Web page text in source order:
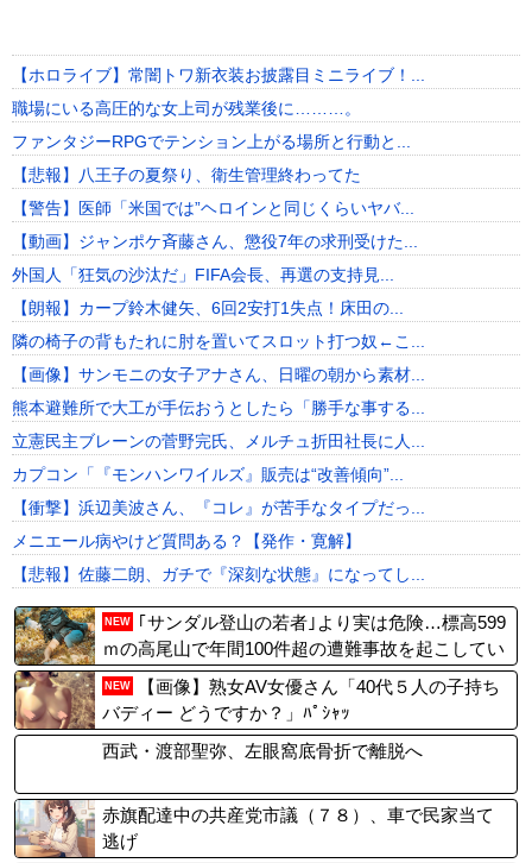
【ホロライブ】常闇トワ新衣装お披露目ミニライブ！...
職場にいる高圧的な女上司が残業後に………。
ファンタジーRPGでテンション上がる場所と行動と...
【悲報】八王子の夏祭り、衛生管理終わってた
【警告】医師「米国では”ヘロインと同じくらいヤバ...
【動画】ジャンポケ斉藤さん、懲役7年の求刑受けた...
外国人「狂気の沙汰だ」FIFA会長、再選の支持見...
【朗報】カープ鈴木健矢、6回2安打1失点！床田の...
隣の椅子の背もたれに肘を置いてスロット打つ奴←こ...
【画像】サンモニの女子アナさん、日曜の朝から素材...
熊本避難所で大工が手伝おうとしたら「勝手な事する...
立憲民主ブレーンの菅野完氏、メルチュ折田社長に人...
カプコン「『モンハンワイルズ』販売は“改善傾向”...
【衝撃】浜辺美波さん、『コレ』が苦手なタイプだっ...
メニエール病やけど質問ある？【発作・寛解】
【悲報】佐藤二朗、ガチで『深刻な状態』になってし...
NEW
｢サンダル登山の若者｣より実は危険…標高599
ｍの高尾山で年間100件超の遭難事故を起こしてい
る張本人「中高年の転倒事故」
NEW
【画像】熟女AV女優さん「40代５人の子持ち
バディー どうですか？」ﾊﾟｼｬｯ
西武・渡部聖弥、左眼窩底骨折で離脱へ
赤旗配達中の共産党市議（７８）、車で民家当て
逃げ